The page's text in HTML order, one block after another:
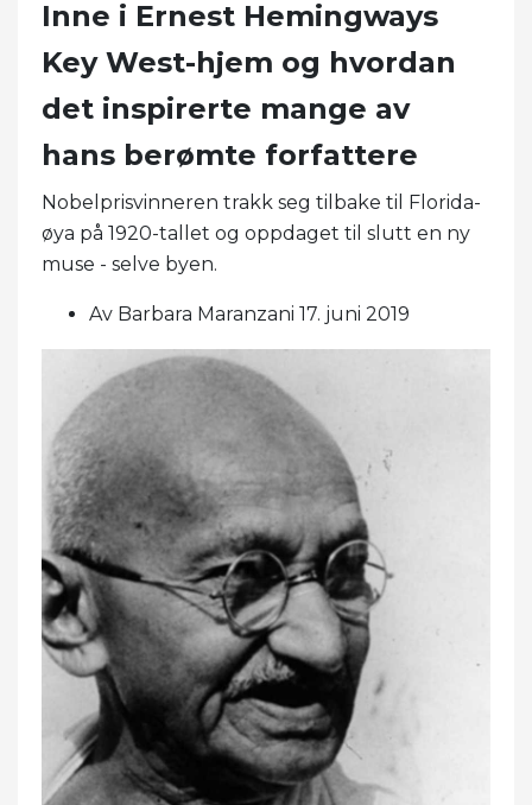
Inne i Ernest Hemingways
Key West-hjem og hvordan
det inspirerte mange av
hans berømte forfattere
Nobelprisvinneren trakk seg tilbake til Florida-
øya på 1920-tallet og oppdaget til slutt en ny
muse - selve byen.
Av Barbara Maranzani 17. juni 2019